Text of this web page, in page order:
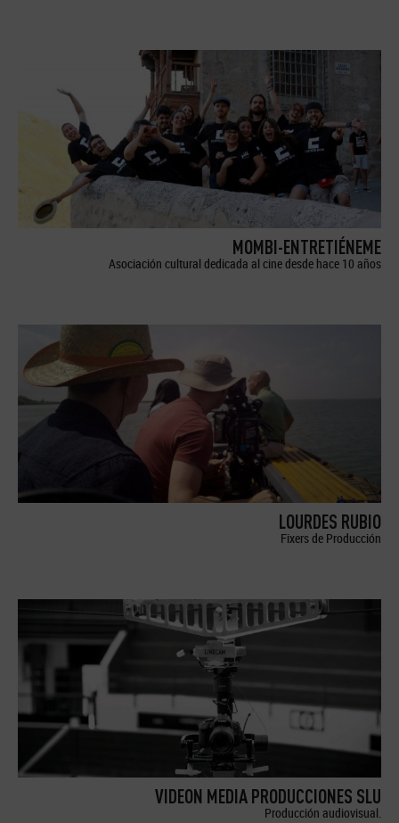
MOMBI-ENTRETIÉNEME
Asociación cultural dedicada al cine desde hace 10 años
LOURDES RUBIO
Fixers de Producción
VIDEON MEDIA PRODUCCIONES SLU
Producción audiovisual.